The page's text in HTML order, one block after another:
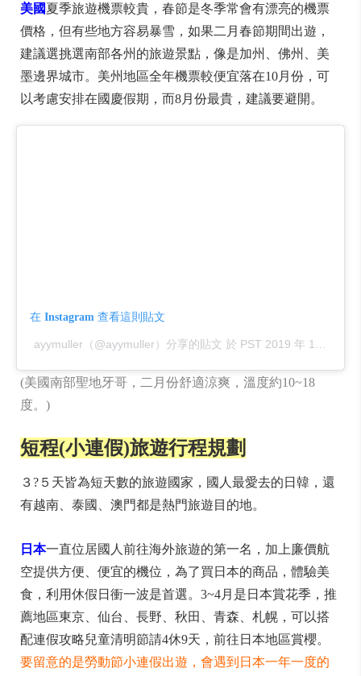
美國夏季旅遊機票較貴，春節是冬季常會有漂亮的機票
價格，但有些地方容易暴雪，如果二月春節期間出遊，
建議選挑選南部各州的旅遊景點，像是加州、佛州、美
墨邊界城市。美州地區全年機票較便宜落在10月份，可
以考慮安排在國慶假期，而8月份最貴，建議要避開。
在 Instagram 查看這則貼文
ayymuller（@ayymuller）分享的貼文 於 PST 2019 年 12月 月 17 日 下午 10:17
(美國南部聖地牙哥，二月份舒適涼爽，溫度約10~18
度。)
短程(小連假)旅遊行程規劃
３?５天皆為短天數的旅遊國家，國人最愛去的日韓，還
有越南、泰國、澳門都是熱門旅遊目的地。
日本一直位居國人前往海外旅遊的第一名，加上廉價航
空提供方便、便宜的機位，為了買日本的商品，體驗美
食，利用休假日衝一波是首選。3~4月是日本賞花季，推
薦地區東京、仙台、長野、秋田、青森、札幌，可以搭
配連假攻略兒童清明節請4休9天，前往日本地區賞櫻。
要留意的是勞動節小連假出遊，會遇到日本一年一度的